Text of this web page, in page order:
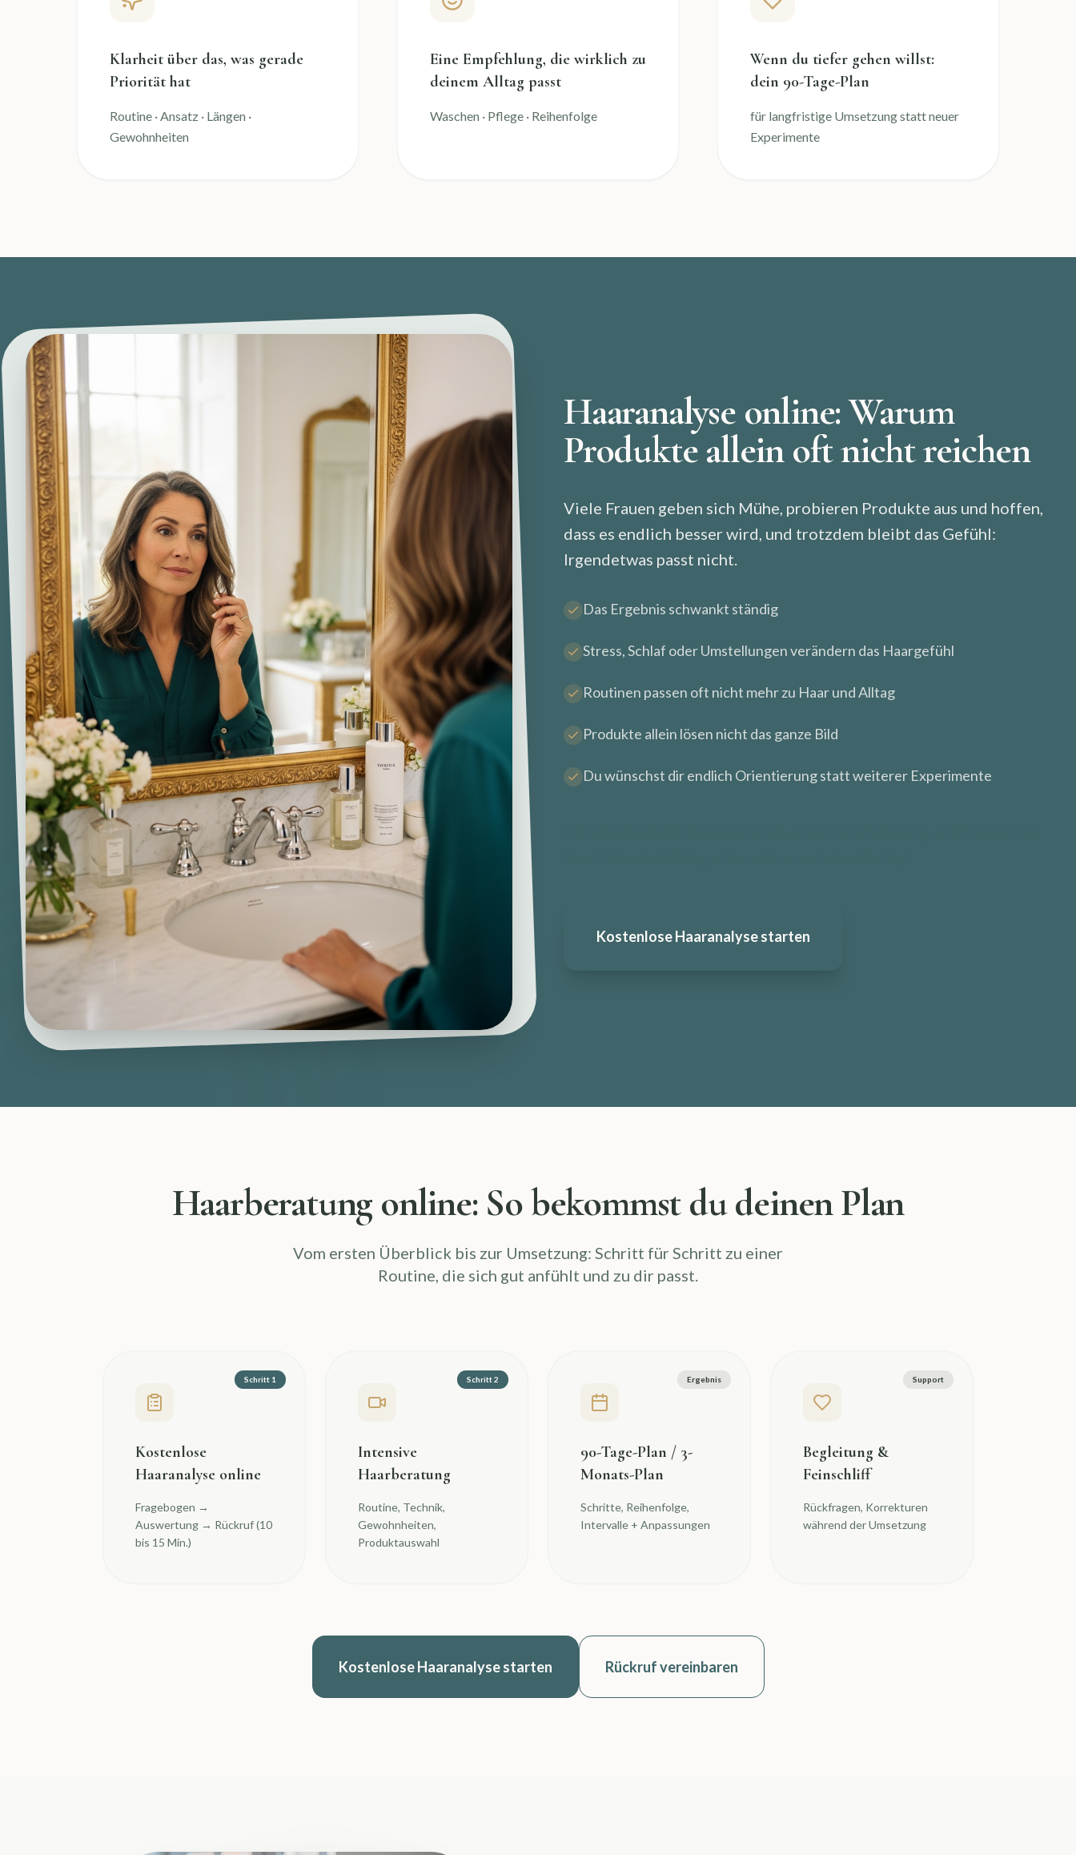
Klarheit über das, was gerade
Priorität hat
Routine · Ansatz · Längen ·
Gewohnheiten
Eine Empfehlung, die wirklich zu
deinem Alltag passt
Waschen · Pflege · Reihenfolge
Wenn du tiefer gehen willst:
dein 90-Tage-Plan
für langfristige Umsetzung statt neuer
Experimente
Haaranalyse online: Warum
Produkte allein oft nicht reichen
Viele Frauen geben sich Mühe, probieren Produkte aus und hoffen,
dass es endlich besser wird, und trotzdem bleibt das Gefühl:
Irgendetwas passt nicht.
Das Ergebnis schwankt ständig
Stress, Schlaf oder Umstellungen verändern das Haargefühl
Routinen passen oft nicht mehr zu Haar und Alltag
Produkte allein lösen nicht das ganze Bild
Du wünschst dir endlich Orientierung statt weiterer Experimente
Kostenlose Haaranalyse starten
Haarberatung online: So bekommst du deinen Plan
Vom ersten Überblick bis zur Umsetzung: Schritt für Schritt zu einer
Routine, die sich gut anfühlt und zu dir passt.
Schritt 1
Kostenlose
Haaranalyse online
Fragebogen →
Auswertung → Rückruf (10
bis 15 Min.)
Schritt 2
Intensive
Haarberatung
Routine, Technik,
Gewohnheiten,
Produktauswahl
Ergebnis
90-Tage-Plan / 3-
Monats-Plan
Schritte, Reihenfolge,
Intervalle + Anpassungen
Support
Begleitung &
Feinschliff
Rückfragen, Korrekturen
während der Umsetzung
Kostenlose Haaranalyse starten Rückruf vereinbaren